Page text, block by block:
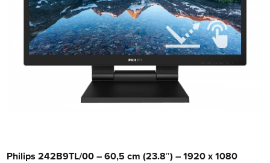
Philips 242B9TL/00 – 60,5 cm (23.8″) – 1920 x 1080